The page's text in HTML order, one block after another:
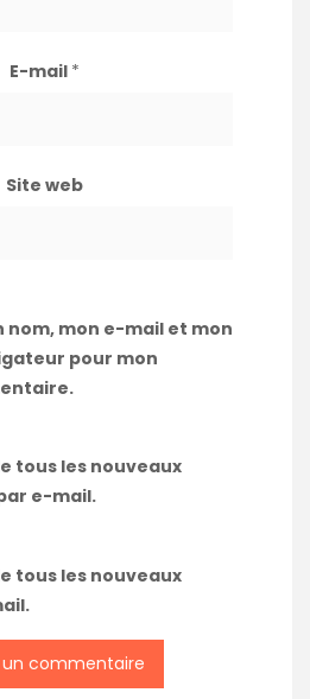
E-mail *
Site web
nom, mon e-mail et mon
pour mon
tous les nouveaux
e-mail.
tous les nouveaux